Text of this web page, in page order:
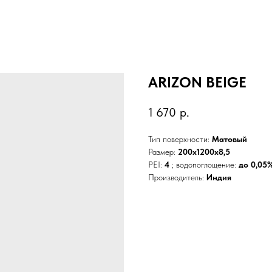
ARIZON BEIGE
1 670 р.
Тип поверхности: Матовый
Размер: 200x1200x8,5
PEI: 4 ; водопоглощение: до
Производитель: Индия